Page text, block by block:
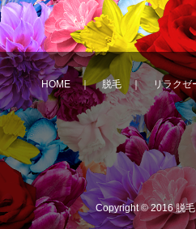
HOME｜脱毛｜ リラクゼ
Copyright © 2016脱